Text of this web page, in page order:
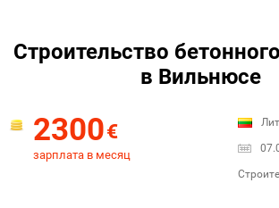
Строительство
в Вильнюсе
2300€
зарплата в месяц